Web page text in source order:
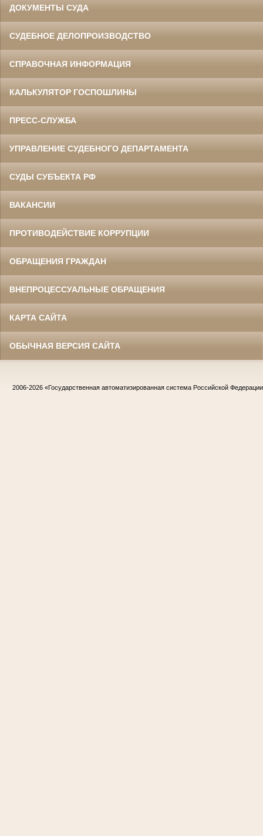
ДОКУМЕНТЫ СУДА
СУДЕБНОЕ ДЕЛОПРОИЗВОДСТВО
СПРАВОЧНАЯ ИНФОРМАЦИЯ
КАЛЬКУЛЯТОР ГОСПОШЛИНЫ
ПРЕСС-СЛУЖБА
УПРАВЛЕНИЕ СУДЕБНОГО ДЕПАРТАМЕНТА
СУДЫ СУБЪЕКТА РФ
ВАКАНСИИ
ПРОТИВОДЕЙСТВИЕ КОРРУПЦИИ
ОБРАЩЕНИЯ ГРАЖДАН
ВНЕПРОЦЕССУАЛЬНЫЕ ОБРАЩЕНИЯ
КАРТА САЙТА
ОБЫЧНАЯ ВЕРСИЯ САЙТА
2006-2026 «Государственная автоматизированная система Российской